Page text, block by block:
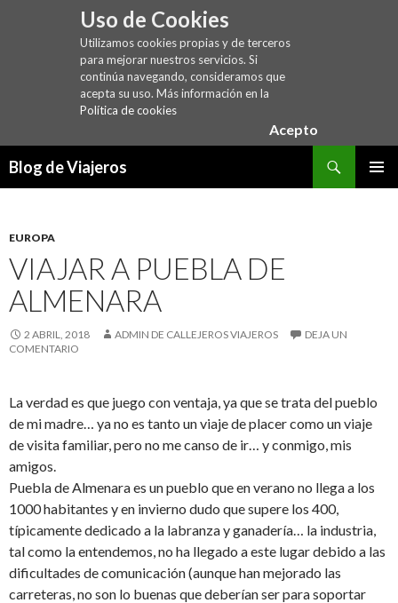
Uso de Cookies
Utilizamos cookies propias y de terceros
para mejorar nuestros servicios. Si
continúa navegando, consideramos que
acepta su uso. Más información en la
Política de cookies
Acepto
Blog de Viajeros
EUROPA
VIAJAR A PUEBLA DE
ALMENARA
2 ABRIL, 2018 ADMIN DE CALLEJEROS VIAJEROS
DEJA UN
COMENTARIO
La verdad es que juego con ventaja, ya que se trata del pueblo
de mi madre… ya no es tanto un viaje de placer como un viaje
de visita familiar, pero no me canso de ir… y conmigo, mis
amigos.
Puebla de Almenara es un pueblo que en verano no llega a los
1000 habitantes y en invierno dudo que supere los 400,
típicamente dedicado a la labranza y ganadería… la industria,
tal como la entendemos, no ha llegado a este lugar debido a las
dificultades de comunicación (aunque han mejorado las
carreteras, no son lo buenas que deberían ser para soportar